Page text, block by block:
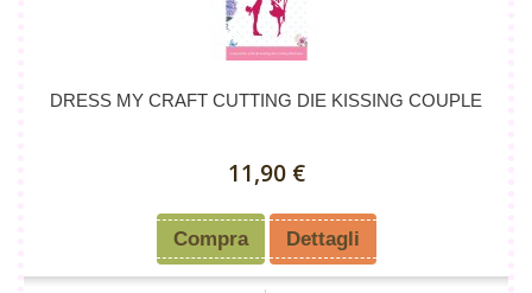
DRESS MY CRAFT CUTTING DIE KISSING COUPLE
11,90 €
Compra Dettagli